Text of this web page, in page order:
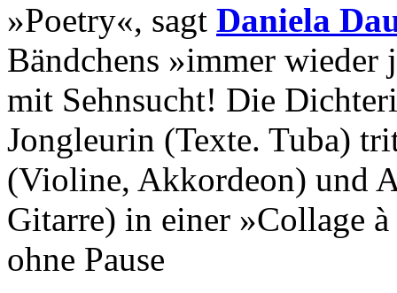
»Poetry«, sagt Daniela
Bändchens »immer wieder
mit Sehnsucht! Die
Jongleurin (Texte. Tuba)
(Violine, Akkordeon) und
Gitarre) in einer »Collage
ohne Pause